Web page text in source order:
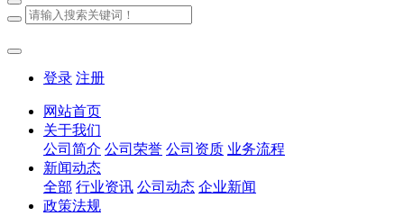
登录 注册
网站首页
关于我们
公司简介 公司荣誉 公司资质 业务流程
新闻动态
全部 行业资讯 公司动态 企业新闻
政策法规